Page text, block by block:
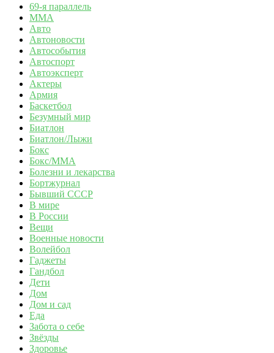
69-я параллель
MMA
Авто
Автоновости
Автособытия
Автоспорт
Автоэксперт
Актеры
Армия
Баскетбол
Безумный мир
Биатлон
Биатлон/Лыжи
Бокс
Бокс/MMA
Болезни и лекарства
Бортжурнал
Бывший СССР
В мире
В России
Вещи
Военные новости
Волейбол
Гаджеты
Гандбол
Дети
Дом
Дом и сад
Еда
Забота о себе
Звёзды
Здоровье